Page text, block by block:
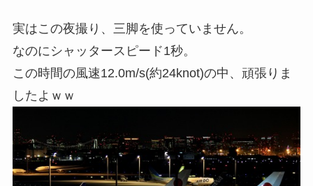
実はこの夜撮り、三脚を使っていません。
なのにシャッタースピード1秒。
この時間の風速12.0m/s(約24knot)の中、頑張りま
したよｗｗ